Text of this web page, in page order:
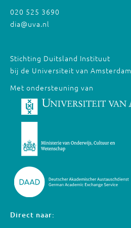
020 525 3690
dia@uva.nl
Stichting Duitsland Instituut
bij de Universiteit van Amsterdam
Met ondersteuning van
Direct naar: